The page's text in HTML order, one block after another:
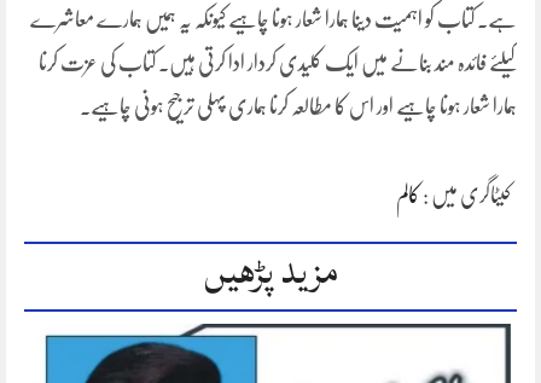
ہے۔ کتاب کو اہمیت دینا ہمارا شعار ہونا چاہیے کیونکہ یہ ہمیں ہمارے معاشرے
کیلئے فائدہ مند بنانے میں ایک کلیدی کردار ادا کرتی ہیں۔ کتاب کی عزت کرنا
ہمارا شعار ہونا چاہیے اور اس کا مطالعہ کرنا ہماری پہلی ترجیح ہونی چاہیے۔
کیٹاگری میں : کالم
مزید پڑھیں